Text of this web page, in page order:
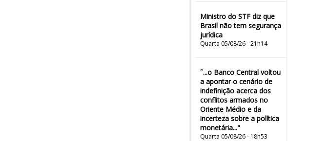
Ministro do STF diz que
Brasil não tem segurança
jurídica
Quarta 05/08/26 - 21h14
˜...o Banco Central voltou
a apontar o cenário de
indefinição acerca dos
conflitos armados no
Oriente Médio e da
incerteza sobre a política
monetária..."
Quarta 05/08/26 - 18h53